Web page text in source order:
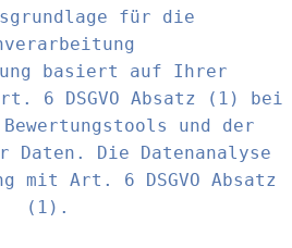
für die
basiert auf Ihrer
6 DSGVO Absatz (1) bei
und der
Daten. Die Datenanalyse
mit Art. 6 DSGVO Absatz
(1).